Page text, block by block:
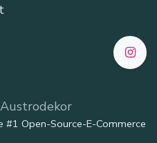
#1 Open-Source-E-Commerce